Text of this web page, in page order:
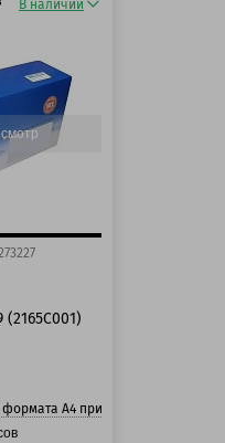
В наличии
формата А4 при 5% заполнении